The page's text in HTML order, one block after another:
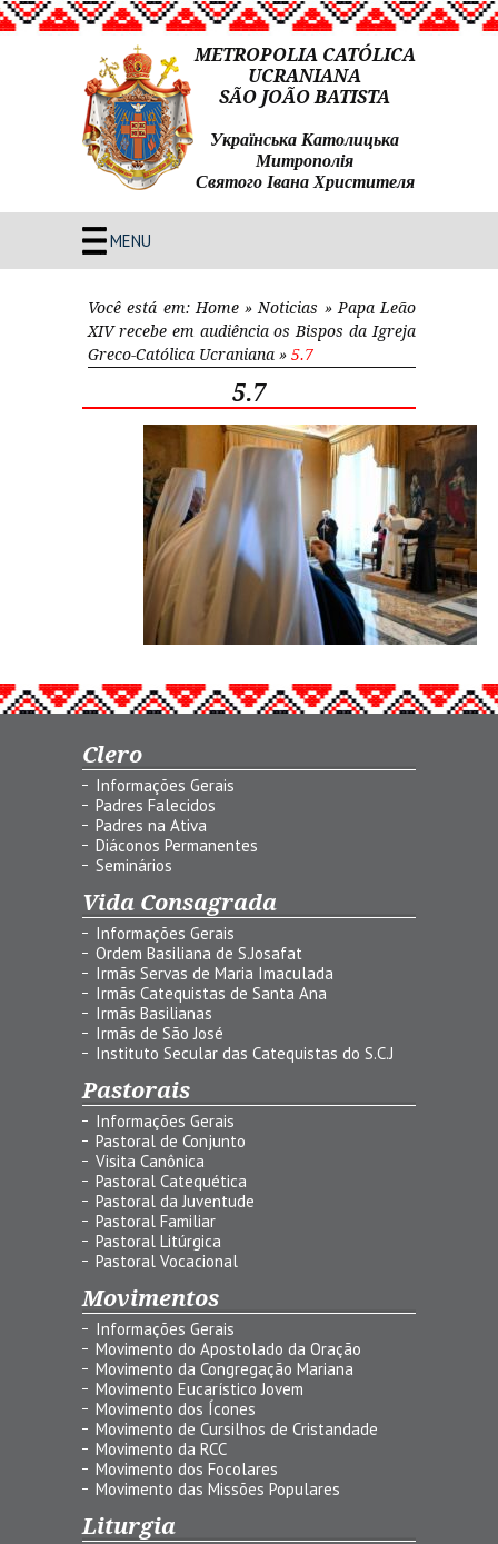
METROPOLIA CATÓLICA
UCRANIANA
SÃO JOÃO BATISTA
Українська Католицька
Митрополія
Святого Івана Христителя
MENU
Você está em: Home» Noticias » Papa Leão
XIV recebe em audiência os Bispos da Igreja
Greco-Católica Ucraniana » 5.7
5.7
Clero
Informações Gerais
Padres Falecidos
Padres na Ativa
Diáconos Permanentes
Seminários
Vida Consagrada
Informações Gerais
Ordem Basiliana de S.Josafat
Irmãs Servas de Maria Imaculada
Irmãs Catequistas de Santa Ana
Irmãs Basilianas
Irmãs de São José
Instituto Secular das Catequistas do S.C.J
Pastorais
Informações Gerais
Pastoral de Conjunto
Visita Canônica
Pastoral Catequética
Pastoral da Juventude
Pastoral Familiar
Pastoral Litúrgica
Pastoral Vocacional
Movimentos
Informações Gerais
Movimento do Apostolado da Oração
Movimento da Congregação Mariana
Movimento Eucarístico Jovem
Movimento dos Ícones
Movimento de Cursilhos de Cristandade
Movimento da RCC
Movimento dos Focolares
Movimento das Missões Populares
Liturgia